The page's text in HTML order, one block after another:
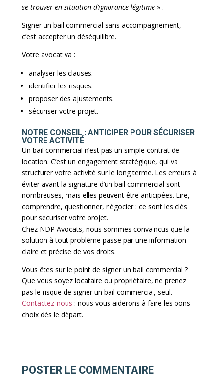
se trouver en situation d’ignorance légitime» .
Signer un bail commercial sans accompagnement,
c’est accepter un déséquilibre.
Votre avocat va :
analyser les clauses.
identifier les risques.
proposer des ajustements.
sécuriser votre projet.
NOTRE CONSEIL : ANTICIPER POUR SÉCURISER
VOTRE ACTIVITÉ
Un bail commercial n’est pas un simple contrat de
location. C’est un engagement stratégique, qui va
structurer votre activité sur le long terme. Les erreurs à
éviter avant la signature d’un bail commercial sont
nombreuses, mais elles peuvent être anticipées. Lire,
comprendre, questionner, négocier : ce sont les clés
pour sécuriser votre projet.
Chez NDP Avocats, nous sommes convaincus que la
solution à tout problème passe par une information
claire et précise de vos droits.
Vous êtes sur le point de signer un bail commercial ?
Que vous soyez locataire ou propriétaire, ne prenez
pas le risque de signer un bail commercial, seul.
Contactez-nous : nous vous aiderons à faire les bons
choix dès le départ.
POSTER LE COMMENTAIRE